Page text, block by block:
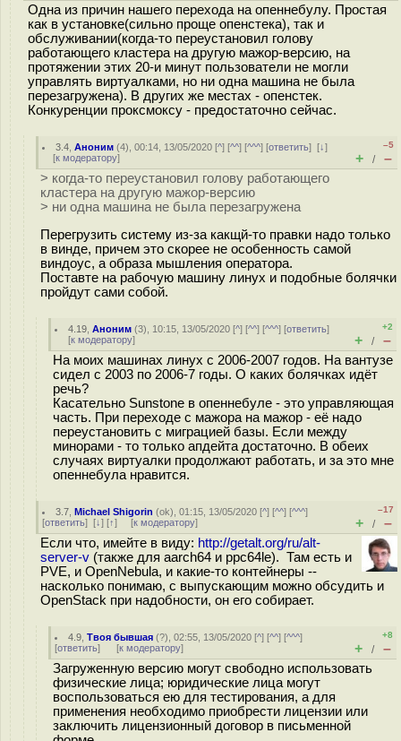
Одна из причин нашего перехода на опеннебулу. Простая
как в установке(сильно проще опенстека), так и
обслуживании(когда-то переустановил голову
работающего кластера на другую мажор-версию, на
протяжении этих 20-и минут пользователи не могли
управлять виртуалками, но ни одна машина не была
перезагружена). В других же местах - опенстек.
Конкуренции проксмоксу - предостаточно сейчас.
3.4 ,Аноним (4), 00:14, 13/05/2020 [^] [^^] [^^^] [ответить][↓]
[к модератору]
–5
+ / –
> когда-то переустановил голову работающего
кластера на другую мажор-версию
> ни одна машина не была перезагружена
Перегрузить систему из-за какщй-то правки надо только
в винде, причем это скорее не особенность самой
виндоус, а образа мышления оператора.
Поставте на рабочую машину линух и подобные болячки
пройдут сами собой.
4.19 ,Аноним (3), 10:15, 13/05/2020 [^] [^^] [^^^] [ответить]
[к модератору]
+2
+ / –
На моих машинах линух с 2006-2007 годов. На вантузе
сидел с 2003 по 2006-7 годы. О каких болячках идёт
речь?
Касательно Sunstone в опеннебуле - это управляющая
часть. При переходе с мажора на мажор - её надо
переустановить с миграцией базы. Если между
минорами - то только апдейта достаточно. В обеих
случаях виртуалки продолжают работать, и за это мне
опеннебула нравится.
3.7 ,Michael Shigorin (ok), 01:15, 13/05/2020 [^] [^^] [^^^]
[ответить] [↓] [↑] [к модератору]
–17
+ / –
Если что, имейте в виду: http://getalt.org/ru/alt-
server-v (также для aarch64 и ppc64le). Там есть и
PVE, и OpenNebula, и какие-то контейнеры --
насколько понимаю, с выпускающим можно обсудить и
OpenStack при надобности, он его собирает.
4.9 ,Твоя бывшая (?), 02:55, 13/05/2020 [^] [^^] [^^^]
[ответить] [к модератору]
+8
+ / –
Загруженную версию могут свободно использовать
физические лица; юридические лица могут
воспользоваться ею для тестирования, а для
применения необходимо приобрести лицензии или
заключить лицензионный договор в письменной